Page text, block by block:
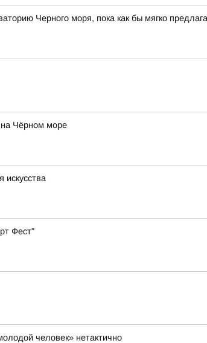
Черного моря, пока как бы мягко
на Чёрном море
Фест"
человек» нетактично